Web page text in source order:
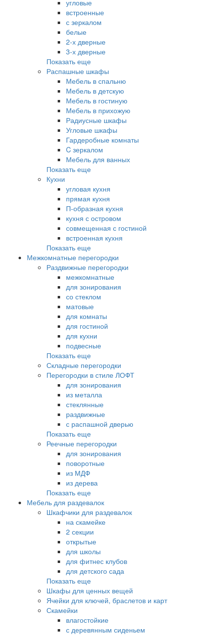
угловые
встроенные
с зеркалом
белые
2-х дверные
3-х дверные
Показать еще
Распашные шкафы
Мебель в спальню
Мебель в детскую
Мебель в гостиную
Мебель в прихожую
Радиусные шкафы
Угловые шкафы
Гардеробные комнаты
C зеркалом
Мебель для ванных
Показать еще
Кухни
угловая кухня
прямая кухня
П-образная кухня
кухня с островом
совмещенная с гостиной
встроенная кухня
Показать еще
Межкомнатные перегородки
Раздвижные перегородки
межкомнатные
для зонирования
со стеклом
матовые
для комнаты
для гостиной
для кухни
подвесные
Показать еще
Складные перегородки
Перегородки в стиле ЛОФТ
для зонирования
из металла
стеклянные
раздвижные
с распашной дверью
Показать еще
Реечные перегородки
для зонирования
поворотные
из МДФ
из дерева
Показать еще
Мебель для раздевалок
Шкафчики для раздевалок
на скамейке
2 секции
открытые
для школы
для фитнес клубов
для детского сада
Показать еще
Шкафы для ценных вещей
Ячейки для ключей, браслетов и карт
Скамейки
влагостойкие
с деревянным сиденьем